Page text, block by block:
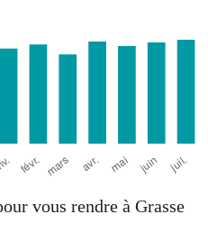
vous rendre à Grasse